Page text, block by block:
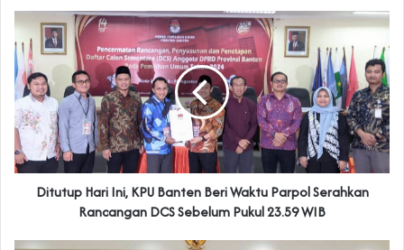
Ditutup Hari Ini, KPU Banten Beri Waktu Parpol Serahkan
Rancangan DCS Sebelum Pukul 23.59 WIB